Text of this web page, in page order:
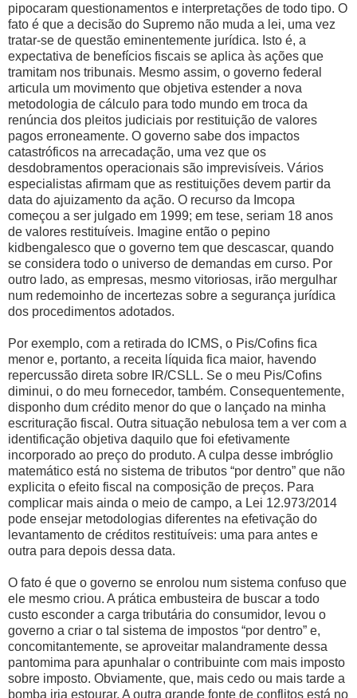
pipocaram questionamentos e interpretações de todo tipo. O
fato é que a decisão do Supremo não muda a lei, uma vez
tratar-se de questão eminentemente jurídica. Isto é, a
expectativa de benefícios fiscais se aplica às ações que
tramitam nos tribunais. Mesmo assim, o governo federal
articula um movimento que objetiva estender a nova
metodologia de cálculo para todo mundo em troca da
renúncia dos pleitos judiciais por restituição de valores
pagos erroneamente. O governo sabe dos impactos
catastróficos na arrecadação, uma vez que os
desdobramentos operacionais são imprevisíveis. Vários
especialistas afirmam que as restituições devem partir da
data do ajuizamento da ação. O recurso da Imcopa
começou a ser julgado em 1999; em tese, seriam 18 anos
de valores restituíveis. Imagine então o pepino
kidbengalesco que o governo tem que descascar, quando
se considera todo o universo de demandas em curso. Por
outro lado, as empresas, mesmo vitoriosas, irão mergulhar
num redemoinho de incertezas sobre a segurança jurídica
dos procedimentos adotados.
Por exemplo, com a retirada do ICMS, o Pis/Cofins fica
menor e, portanto, a receita líquida fica maior, havendo
repercussão direta sobre IR/CSLL. Se o meu Pis/Cofins
diminui, o do meu fornecedor, também. Consequentemente,
disponho dum crédito menor do que o lançado na minha
escrituração fiscal. Outra situação nebulosa tem a ver com a
identificação objetiva daquilo que foi efetivamente
incorporado ao preço do produto. A culpa desse imbróglio
matemático está no sistema de tributos “por dentro” que não
explicita o efeito fiscal na composição de preços. Para
complicar mais ainda o meio de campo, a Lei 12.973/2014
pode ensejar metodologias diferentes na efetivação do
levantamento de créditos restituíveis: uma para antes e
outra para depois dessa data.
O fato é que o governo se enrolou num sistema confuso que
ele mesmo criou. A prática embusteira de buscar a todo
custo esconder a carga tributária do consumidor, levou o
governo a criar o tal sistema de impostos “por dentro” e,
concomitantemente, se aproveitar malandramente dessa
pantomima para apunhalar o contribuinte com mais imposto
sobre imposto. Obviamente, que, mais cedo ou mais tarde a
bomba iria estourar. A outra grande fonte de conflitos está no